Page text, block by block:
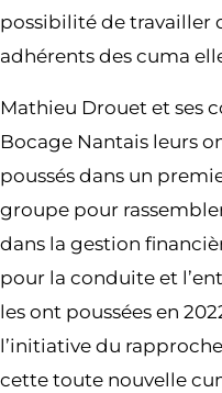
possibilité de travailler
adhérents des cuma
Mathieu Drouet et ses
Bocage Nantais leurs
poussés dans un
groupe pour
dans la gestion
pour la conduite et
les ont poussées en
l’initiative du
cette toute nouvelle